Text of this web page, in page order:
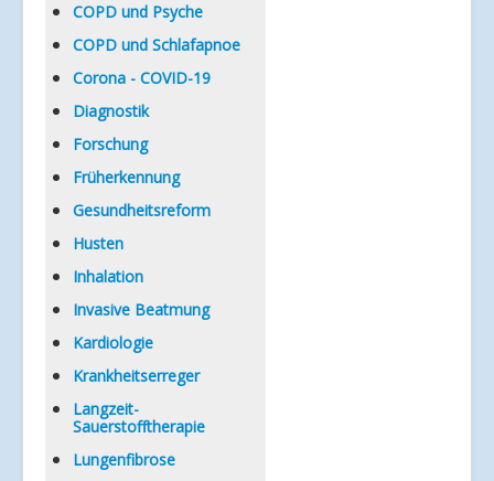
COPD und Psyche
COPD und Schlafapnoe
Corona - COVID-19
Diagnostik
Forschung
Früherkennung
Gesundheitsreform
Husten
Inhalation
Invasive Beatmung
Kardiologie
Krankheitserreger
Langzeit-
Sauerstofftherapie
Lungenfibrose